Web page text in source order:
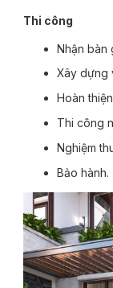
Thi công
Nhận bàn
Xây dựng
Hoàn
Thi công
Nghiệm
Bảo hành.